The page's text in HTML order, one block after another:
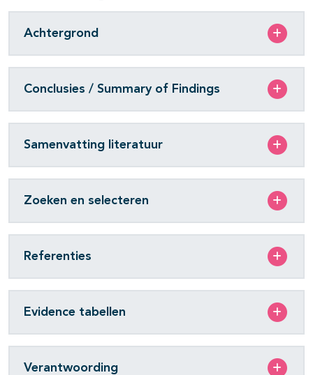
Achtergrond
Conclusies / Summary of Findings
Samenvatting literatuur
Zoeken en selecteren
Referenties
Evidence tabellen
Verantwoording